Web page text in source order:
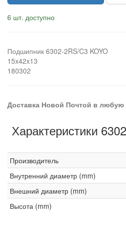
6 шт. доступно
Подшипник 6302-2RS/C3 KOYO
15x42x13
180302
Доставка Новой Почтой в любую
Характеристики
Производитель
Внутренний диаметр (mm)
Внешний диаметр (mm)
Высота (mm)